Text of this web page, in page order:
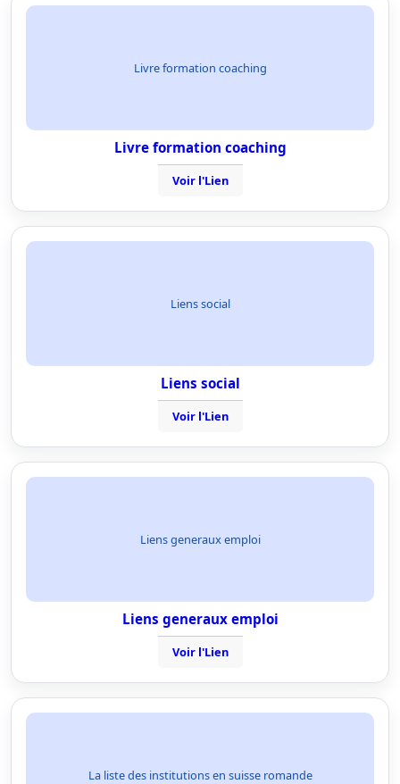
Livre formation coaching
Livre formation coaching
Voir l'Lien
Liens social
Liens social
Voir l'Lien
Liens generaux emploi
Liens generaux emploi
Voir l'Lien
La liste des institutions en suisse romande